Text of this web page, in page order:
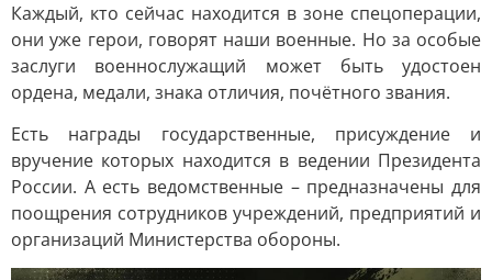
Каждый, кто сейчас находится в зоне спецоперации,
они уже герои, говорят наши военные. Но за особые
заслуги военнослужащий может быть удостоен
ордена, медали, знака отличия, почётного звания.
Есть награды государственные, присуждение и
вручение которых находится в ведении Президента
России. А есть ведомственные – предназначены для
поощрения сотрудников учреждений, предприятий и
организаций Министерства обороны.